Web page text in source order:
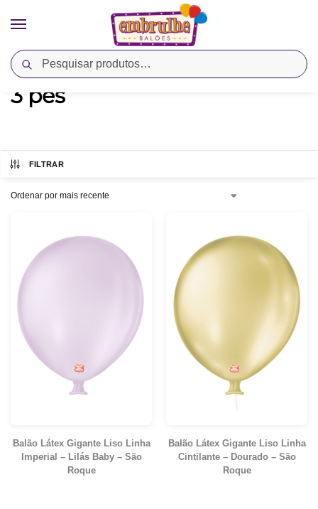
Pesquisar
Início Produtos marcados com a tag “3 pés”
3 pés
FILTRAR
Balão Látex Gigante Liso Linha
Imperial – Lilás Baby – São
Roque
Balão Látex Gigante Liso Linha
Cintilante – Dourado – São
Roque